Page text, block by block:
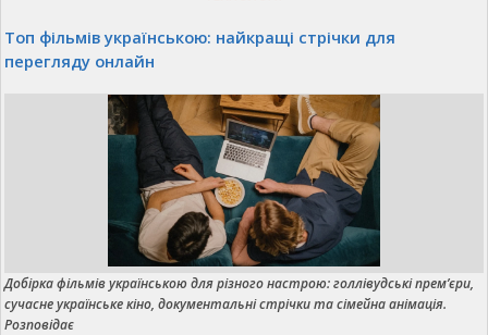
Топ фільмів українською: найкращі стрічки для
перегляду онлайн
Добірка фільмів українською для різного настрою: голлівудські прем’єри,
сучасне українське кіно, документальні стрічки та сімейна анімація.
Розповідає